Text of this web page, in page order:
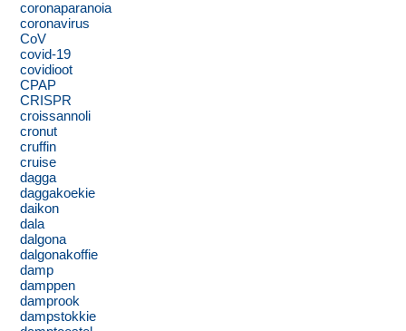
coronaparanoia
coronavirus
CoV
covid-19
covidioot
CPAP
CRISPR
croissannoli
cronut
cruffin
cruise
dagga
daggakoekie
daikon
dala
dalgona
dalgonakoffie
damp
damppen
damprook
dampstokkie